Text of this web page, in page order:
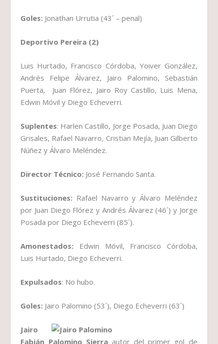
Goles: Jonathan Urrutia (43´ – penal)
Deportivo Pereira (2)
Luis Hurtado, Francisco Córdoba, Yoiver González,
Andrés Felipe Álvarez, Jairo Palomino, Sebastián
Puerta, Juan Flórez, Jairo Roy Castillo, Luis Mena,
Edwin Móvil y Diego Echeverri.
Suplentes: Harlen Castillo, Jorge Posada, Juan Diego
Grisales, Rafael Navarro, Cristian Mejía, Juan Gilberto
Núñez y Álvaro Meléndez.
Director Técnico: José Fernando Santa.
Sustituciones: Rafael Navarro y Álvaro Meléndez
por Juan Diego Flórez y Andrés Álvarez (46´) y Jorge
Posada por Diego Echeverri (85´).
Amonestados: Edwin Móvil, Francisco Córdoba,
Luis Hurtado, Diego Echeverri.
Expulsados: No hubo.
Goles: Jairo Palomino (53´), Diego Echeverri (63´)
Jairo
Fabián Palomino Sierra autor del primer gol de